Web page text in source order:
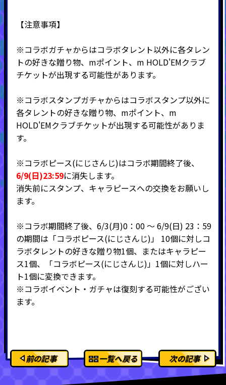
【注意事項】
※コラボガチャからはコラボタレント以外に各タレン
トの好きな贈り物、mポイント、m HOLD'EMクラブ
チケットが出現する可能性があります。
※コラボスタンプガチャからはコラボスタンプ以外に
各タレントの好きな贈り物、mポイント、m
HOLD'EMクラブチケットが出現する可能性がありま
す。
※コラボピース(にじさんじ)はコラボ期間終了後、
6/9(日)23:59に消失します。
消失前にスタンプ、キャラピースへの交換をお願いし
ます。
※コラボ期間終了後、6/3(月)0：00 ～ 6/9(日) 23：59
の期間は「コラボピース(にじさんじ)」 10個に対しコ
ラボタレントの好きな贈り物1個、またはキャラピー
ス1個、「コラボピース(にじさんじ)」1個に対しハー
ト1個に変換できます。
※コラボイベント・ガチャは復刻する可能性がござい
ます。
前の記事 一覧へ戻る 次の記事